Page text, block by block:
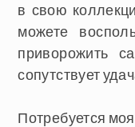
в свою
можете
приворожить
сопутствует
Потребуется моя